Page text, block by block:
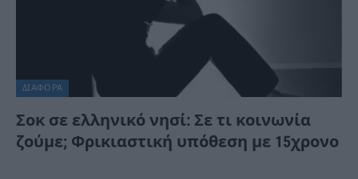
ΔΙΆΦΟΡΑ
Σοκ σε ελληνικό νησί: Σε τι κοινωνία
ζούμε; Φρικιαστική υπόθεση με 15χρονο